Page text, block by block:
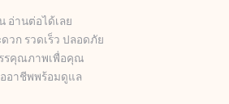
อ่านต่อได้เลย
วก รวดเร็ว ปลอดภัย
รคุณภาพเพื่อคุณ
อาชีพพร้อมดูแล